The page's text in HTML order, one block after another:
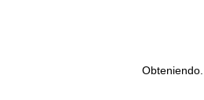
Obteniendo...